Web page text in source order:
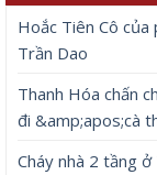
Hoắc Tiên Cô
Trần Dao
Thanh Hóa chấn
đi &amp;apos;cà
Cháy nhà 2 tầng